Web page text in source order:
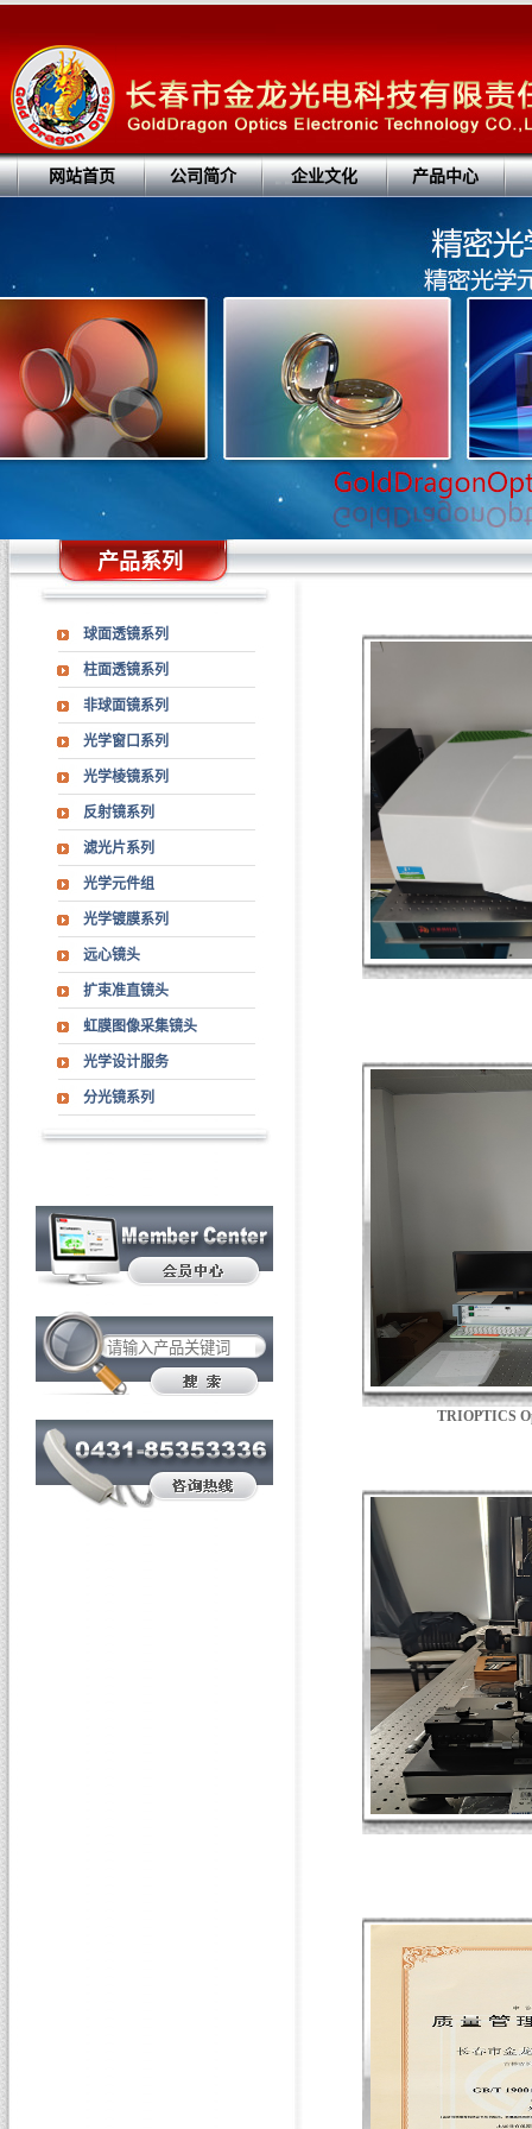
网站首页 公司简介 企业文化 产品中心
产品系列
球面透镜系列
柱面透镜系列
非球面镜系列
光学窗口系列
光学棱镜系列
反射镜系列
滤光片系列
光学元件组
光学镀膜系列
远心镜头
扩束准直镜头
虹膜图像采集镜头
光学设计服务
分光镜系列
TRIOPTICS